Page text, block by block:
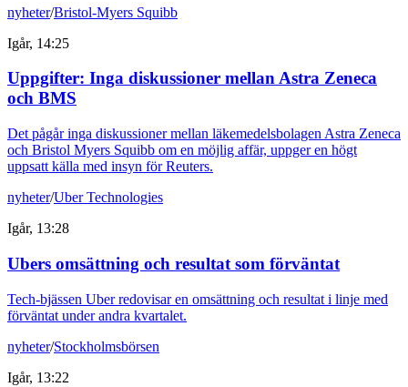
nyheter/Bristol-Myers Squibb
Igår, 14:25
Uppgifter: Inga diskussioner mellan Astra Zeneca
och BMS
Det pågår inga diskussioner mellan läkemedelsbolagen Astra Zeneca
och Bristol Myers Squibb om en möjlig affär, uppger en högt
uppsatt källa med insyn för Reuters.
nyheter/Uber Technologies
Igår, 13:28
Ubers omsättning och resultat som förväntat
Tech-bjässen Uber redovisar en omsättning och resultat i linje med
förväntat under andra kvartalet.
nyheter/Stockholmsbörsen
Igår, 13:22